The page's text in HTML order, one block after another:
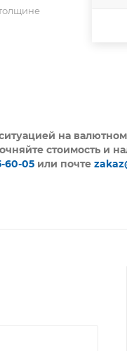
на
стоимость и
60-05 или почте